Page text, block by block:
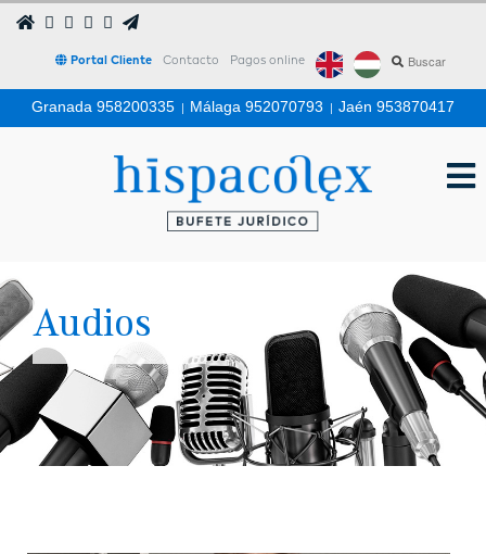
Portal Cliente Contacto Pagos online
Granada 958200335 | Málaga 952070793 | Jaén 953870417
Audios